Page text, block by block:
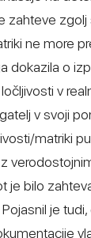
zahteve
ne more
dokazila o
v
v svoji
matriki
je bilo
je